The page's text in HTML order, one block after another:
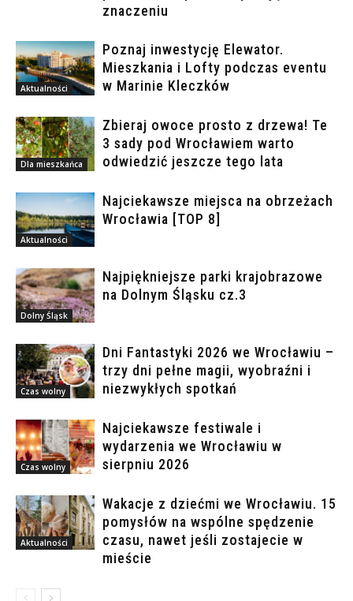
znaczeniu
Aktualności
Poznaj inwestycję Elewator.
Mieszkania i Lofty podczas eventu
w Marinie Kleczków
Dla mieszkańca
Zbieraj owoce prosto z drzewa! Te
3 sady pod Wrocławiem warto
odwiedzić jeszcze tego lata
Aktualności
Najciekawsze miejsca na obrzeżach
Wrocławia [TOP 8]
Dolny Śląsk
Najpiękniejsze parki krajobrazowe
na Dolnym Śląsku cz.3
Czas wolny
Dni Fantastyki 2026 we Wrocławiu –
trzy dni pełne magii, wyobraźni i
niezwykłych spotkań
Czas wolny
Najciekawsze festiwale i
wydarzenia we Wrocławiu w
sierpniu 2026
Aktualności
Wakacje z dziećmi we Wrocławiu. 15
pomysłów na wspólne spędzenie
czasu, nawet jeśli zostajecie w
mieście